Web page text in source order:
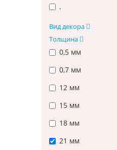
.
Вид декора
Толщина
0,5 мм
0,7 мм
12 мм
15 мм
18 мм
21 мм